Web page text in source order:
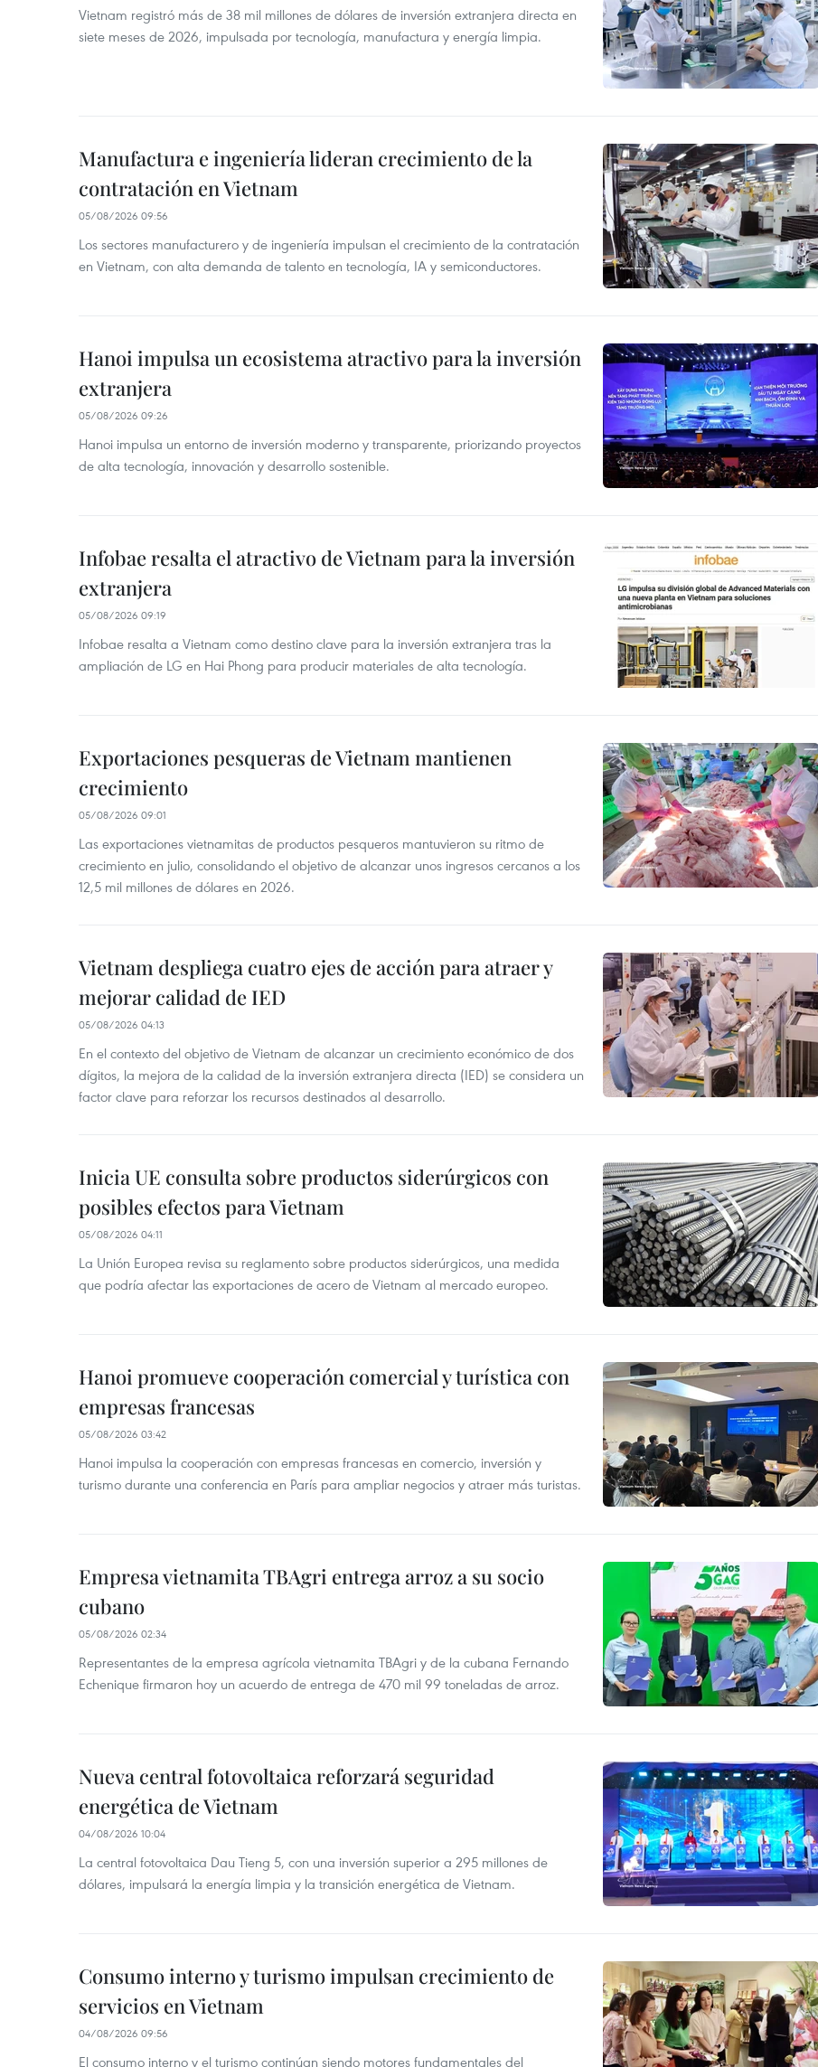
Vietnam registró más de 38 mil millones de dólares de inversión extranjera directa en
siete meses de 2026, impulsada por tecnología, manufactura y energía limpia.
Manufactura e ingeniería lideran crecimiento de la
contratación en Vietnam
05/08/2026 09:56
Los sectores manufacturero y de ingeniería impulsan el crecimiento de la contratación
en Vietnam, con alta demanda de talento en tecnología, IA y semiconductores.
Hanoi impulsa un ecosistema atractivo para la inversión
extranjera
05/08/2026 09:26
Hanoi impulsa un entorno de inversión moderno y transparente, priorizando proyectos
de alta tecnología, innovación y desarrollo sostenible.
Infobae resalta el atractivo de Vietnam para la inversión
extranjera
05/08/2026 09:19
Infobae resalta a Vietnam como destino clave para la inversión extranjera tras la
ampliación de LG en Hai Phong para producir materiales de alta tecnología.
Exportaciones pesqueras de Vietnam mantienen
crecimiento
05/08/2026 09:01
Las exportaciones vietnamitas de productos pesqueros mantuvieron su ritmo de
crecimiento en julio, consolidando el objetivo de alcanzar unos ingresos cercanos a los
12,5 mil millones de dólares en 2026.
Vietnam despliega cuatro ejes de acción para atraer y
mejorar calidad de IED
05/08/2026 04:13
En el contexto del objetivo de Vietnam de alcanzar un crecimiento económico de dos
dígitos, la mejora de la calidad de la inversión extranjera directa (IED) se considera un
factor clave para reforzar los recursos destinados al desarrollo.
Inicia UE consulta sobre productos siderúrgicos con
posibles efectos para Vietnam
05/08/2026 04:11
La Unión Europea revisa su reglamento sobre productos siderúrgicos, una medida
que podría afectar las exportaciones de acero de Vietnam al mercado europeo.
Hanoi promueve cooperación comercial y turística con
empresas francesas
05/08/2026 03:42
Hanoi impulsa la cooperación con empresas francesas en comercio, inversión y
turismo durante una conferencia en París para ampliar negocios y atraer más turistas.
Empresa vietnamita TBAgri entrega arroz a su socio
cubano
05/08/2026 02:34
Representantes de la empresa agrícola vietnamita TBAgri y de la cubana Fernando
Echenique firmaron hoy un acuerdo de entrega de 470 mil 99 toneladas de arroz.
Nueva central fotovoltaica reforzará seguridad
energética de Vietnam
04/08/2026 10:04
La central fotovoltaica Dau Tieng 5, con una inversión superior a 295 millones de
dólares, impulsará la energía limpia y la transición energética de Vietnam.
Consumo interno y turismo impulsan crecimiento de
servicios en Vietnam
04/08/2026 09:56
El consumo interno y el turismo continúan siendo motores fundamentales del